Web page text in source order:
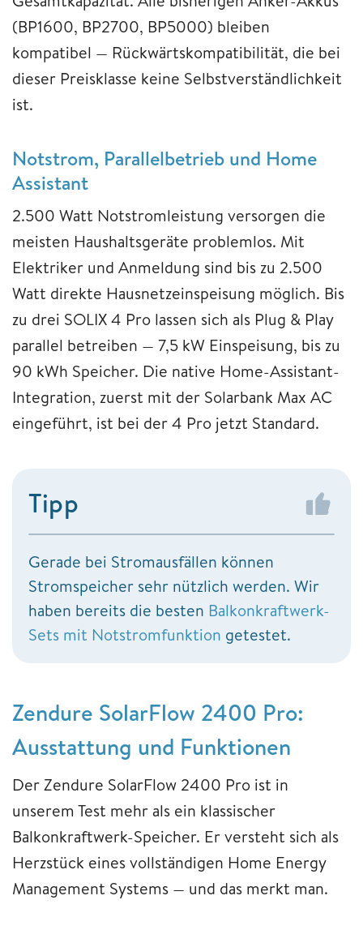
(BP1600, BP2700, BP5000) bleiben
kompatibel — Rückwärtskompatibilität, die bei
dieser Preisklasse keine Selbstverständlichkeit
ist.
Notstrom, Parallelbetrieb und Home
Assistant
2.500 Watt Notstromleistung versorgen die
meisten Haushaltsgeräte problemlos. Mit
Elektriker und Anmeldung sind bis zu 2.500
Watt direkte Hausnetzeinspeisung möglich. Bis
zu drei SOLIX 4 Pro lassen sich als Plug & Play
parallel betreiben — 7,5 kW Einspeisung, bis zu
90 kWh Speicher. Die native Home-Assistant-
Integration, zuerst mit der Solarbank Max AC
eingeführt, ist bei der 4 Pro jetzt Standard.
Tipp
Gerade bei Stromausfällen können
Stromspeicher sehr nützlich werden. Wir
haben bereits die besten Balkonkraftwerk-
Sets mit Notstromfunktion getestet.
Zendure SolarFlow 2400 Pro:
Ausstattung und Funktionen
Der Zendure SolarFlow 2400 Pro ist in
unserem Test mehr als ein klassischer
Balkonkraftwerk-Speicher. Er versteht sich als
Herzstück eines vollständigen Home Energy
Management Systems — und das merkt man.